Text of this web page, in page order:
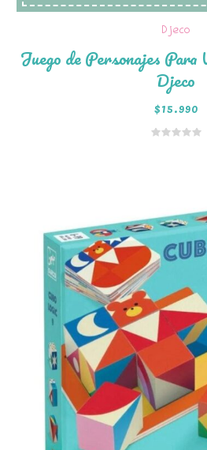
Djeco
Juego de Personajes
Djeco
$15.990